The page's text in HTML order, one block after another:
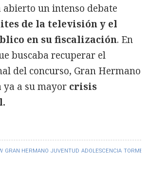
GRAN HERMANO JUVENTUD ADOLESCENCIA
abierto un intenso debate
de la televisión y el
en su fiscalización. En
buscaba recuperar el
del concurso, Gran Hermano
ya a su mayor crisis